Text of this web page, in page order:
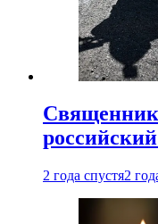
2 года спустя2